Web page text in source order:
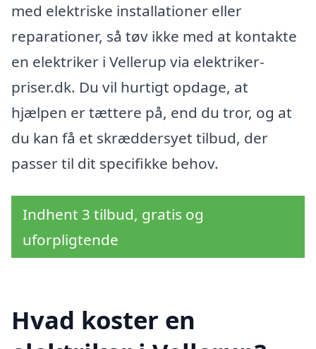
med elektriske installationer eller
reparationer, så tøv ikke med at kontakte
en elektriker i Vellerup via elektriker-
priser.dk. Du vil hurtigt opdage, at
hjælpen er tættere på, end du tror, og at
du kan få et skræddersyet tilbud, der
passer til dit specifikke behov.
Indhent 3 tilbud, gratis og
uforpligtende
Hvad koster en